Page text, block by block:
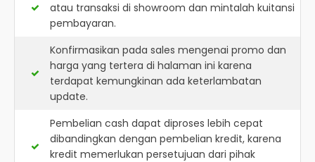
atau transaksi di showroom dan mintalah kuitansi
pembayaran.
Konfirmasikan pada sales mengenai promo dan
harga yang tertera di halaman ini karena
terdapat kemungkinan ada keterlambatan
update.
Pembelian cash dapat diproses lebih cepat
dibandingkan dengan pembelian kredit, karena
kredit memerlukan persetujuan dari pihak